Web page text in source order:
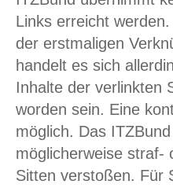
Links erreicht
der erstmaligen
handelt es sich
Inhalte der verlinkten
worden sein. Eine
möglich. Das
möglicherweise straf-
Sitten verstoßen. Für